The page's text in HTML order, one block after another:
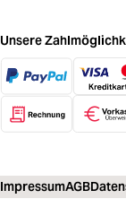
Unsere
ImpressumAGB